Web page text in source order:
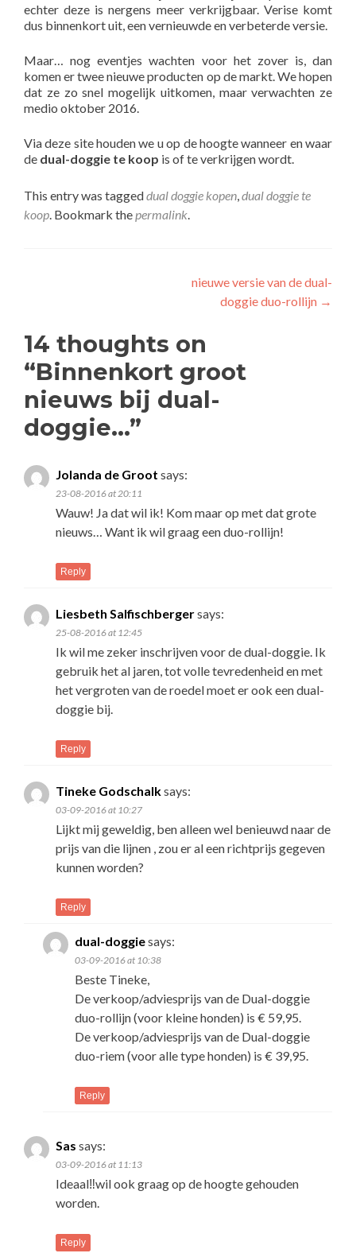
echter deze is nergens meer verkrijgbaar. Verise komt
dus binnenkort uit, een vernieuwde en verbeterde versie.
Maar… nog eventjes wachten voor het zover is, dan
komen er twee nieuwe producten op de markt. We hopen
dat ze zo snel mogelijk uitkomen, maar verwachten ze
medio oktober 2016.
Via deze site houden we u op de hoogte wanneer en waar
de dual-doggie te koop is of te verkrijgen wordt.
This entry was taggeddual doggie kopen,dual doggie te
koop. Bookmark thepermalink.
nieuwe versie van de dual-
doggie duo-rollijn →
14 thoughts on
“Binnenkort groot
nieuws bij dual-
doggie…”
Jolanda de Groot says:
23-08-2016 at 20:11
Wauw! Ja dat wil ik! Kom maar op met dat grote
nieuws… Want ik wil graag een duo-rollijn!
Reply
Liesbeth Salfischbergersays:
25-08-2016 at 12:45
Ik wil me zeker inschrijven voor de dual-doggie. Ik
gebruik het al jaren, tot volle tevredenheid en met
het vergroten van de roedel moet er ook een dual-
doggie bij.
Reply
Tineke Godschalksays:
03-09-2016 at 10:27
Lijkt mij geweldig, ben alleen wel benieuwd naar de
prijs van die lijnen , zou er al een richtprijs gegeven
kunnen worden?
Reply
dual-doggiesays:
03-09-2016 at 10:38
Beste Tineke,
De verkoop/adviesprijs van de Dual-doggie
duo-rollijn (voor kleine honden) is € 59,95.
De verkoop/adviesprijs van de Dual-doggie
duo-riem (voor alle type honden) is € 39,95.
Reply
Sas says:
03-09-2016 at 11:13
Ideaal‼️wil ook graag op de hoogte gehouden
worden.
Reply